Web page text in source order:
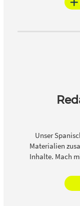
Unser
Materialien
Inhalte. Mach